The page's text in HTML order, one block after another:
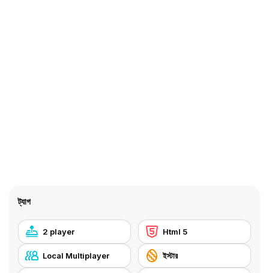
ট্যাগ
2 player Html 5
Local Multiplayer ইস্টার